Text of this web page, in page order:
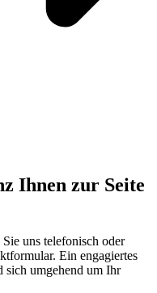
Ihnen zur Seite
uns telefonisch oder
Ein engagiertes
sich umgehend um Ihr